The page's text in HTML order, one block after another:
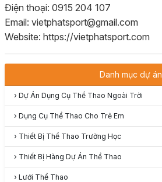
Điện thoại: 0915 204 107
Email: vietphatsport@gmail.com
Website: https://vietphatsport.com
Danh mục dự án
› Dự Án Dụng Cụ Thể Thao Ngoài Trời
› Dụng Cụ Thể Thao Cho Trẻ Em
› Thiết Bị Thể Thao Trường Học
› Thiết Bị Hàng Dự Án Thể Thao
› Lưới Thể Thao